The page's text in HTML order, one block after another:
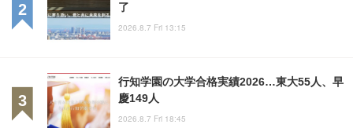
了
2026.8.7 Fri 13:15
行知学園の大学合格実績2026…東大55人、早
慶149人
2026.8.7 Fri 18:45